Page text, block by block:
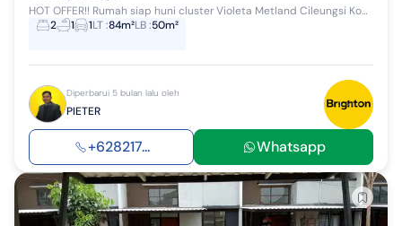
HOT OFFER!! Rumah siap huni cluster Violeta Metland Cileungsi Kondisi bagus, baru renovasi. LT 84 M2 LB 50 M2 KT 2 KM 1 Listrik 1.300 W SHGB. Air ...
2
1 1LT:84m²LB:50m²
Diperbarui 5 bulan lalu oleh
PIETER
+628217... Whatsapp